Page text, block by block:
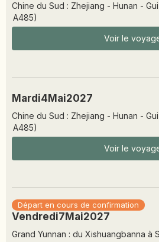
Chine du Sud : Zhejiang - Hunan -
A485)
Voir le
Mardi4 Mai2027
Chine du Sud : Zhejiang - Hunan -
A485)
Voir le
Départ en cours de confirmation
Vendredi7 Mai2027
Grand Yunnan : du Xishuangbanna à